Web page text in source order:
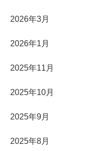
2026年3月
2026年1月
2025年11月
2025年10月
2025年9月
2025年8月